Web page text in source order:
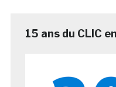
15 ans du CLIC